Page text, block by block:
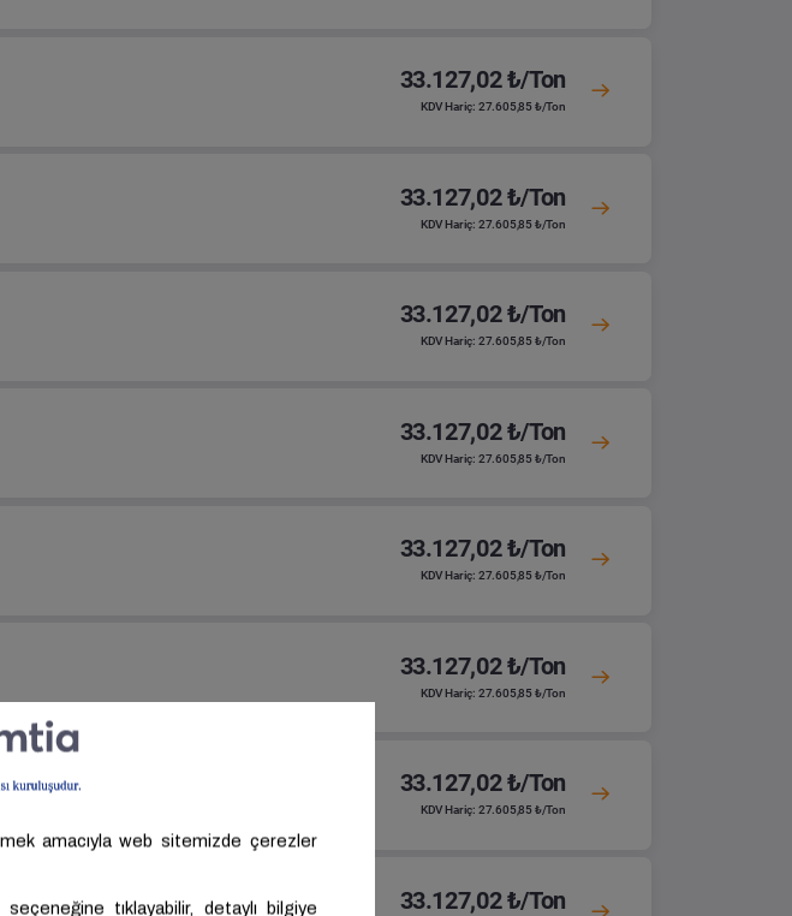
33.127,02 ₺/Ton
KDV Hariç: 27.605,85 ₺/Ton
33.127,02 ₺/Ton
KDV Hariç: 27.605,85 ₺/Ton
33.127,02 ₺/Ton
KDV Hariç: 27.605,85 ₺/Ton
33.127,02 ₺/Ton
KDV Hariç: 27.605,85 ₺/Ton
33.127,02 ₺/Ton
KDV Hariç: 27.605,85 ₺/Ton
33.127,02 ₺/Ton
KDV Hariç: 27.605,85 ₺/Ton
33.127,02 ₺/Ton
KDV Hariç: 27.605,85 ₺/Ton
33.127,02 ₺/Ton